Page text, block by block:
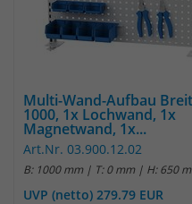
Multi-Wand-Aufbau
1000, 1x Lochwand, 1x
Magnetwand, 1x...
Art.Nr. 03.900.12.02
B: 1000 mm | T: 0 mm | H: 650
UVP (netto) 279.79 EUR
die
eine
um
auf
sind damit